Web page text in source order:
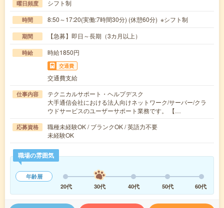
曜日頻度 シフト制
時間 8:50～17:20(実働:7時間30分) (休憩60分) ※シフト制
期間 【急募】即日～長期（3カ月以上）
時給 時給1850円
交通費
交通費支給
仕事内容
テクニカルサポート・ヘルプデスク
大手通信会社における法人向けネットワーク/サーバー/クラ
ウドサービスのユーザーサポート業務です。 【…
応募資格
職種未経験OK / ブランクOK / 英語力不要
未経験OK
職場の雰囲気
年齢層
20代
30代 40代 50代 60代